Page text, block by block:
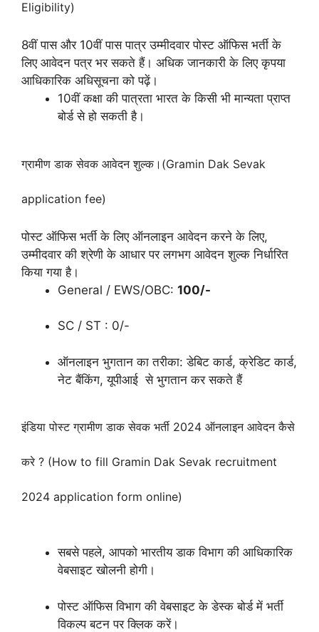
Eligibility)
8वीं पास और 10वीं पास पात्र उम्मीदवार पोस्ट ऑफिस भर्ती के
लिए आवेदन पत्र भर सकते हैं। अधिक जानकारी के लिए कृपया
आधिकारिक अधिसूचना को पढ़ें।
10वीं कक्षा की पात्रता भारत के किसी भी मान्यता प्राप्त
बोर्ड से हो सकती है।
ग्रामीण डाक सेवक आवेदन शुल्क।(Gramin Dak Sevak
application fee)
पोस्ट ऑफिस भर्ती के लिए ऑनलाइन आवेदन करने के लिए,
उम्मीदवार की श्रेणी के आधार पर लगभग आवेदन शुल्क निर्धारित
किया गया है।
General / EWS/OBC: 100/-
SC / ST : 0/-
ऑनलाइन भुगतान का तरीका: डेबिट कार्ड, क्रेडिट कार्ड,
नेट बैंकिंग, यूपीआई से भुगतान कर सकते हैं
इंडिया पोस्ट ग्रामीण डाक सेवक भर्ती 2024 ऑनलाइन आवेदन कैसे
करे ? (How to fill Gramin Dak Sevak recruitment
2024 application form online)
सबसे पहले, आपको भारतीय डाक विभाग की आधिकारिक
वेबसाइट खोलनी होगी।
पोस्ट ऑफिस विभाग की वेबसाइट के डेस्क बोर्ड में भर्ती
विकल्प बटन पर क्लिक करें।